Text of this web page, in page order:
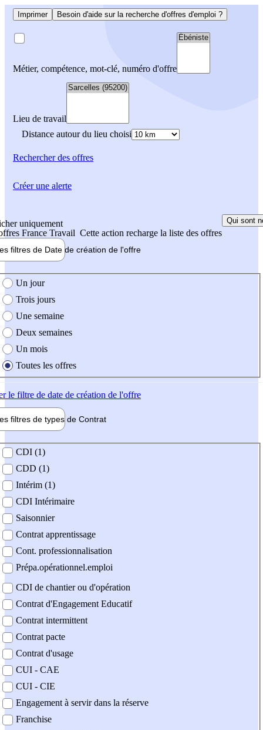
Imprimer Besoin d'aide sur la recherche d'offres d'emploi ?
Métier, compétence, mot-clé, numéro d'offre
Lieu de travail
Distance autour du lieu choisi
Rechercherdes offres
uniquement
France Travail Cette action recharge la liste des offres
Qui sont
filtres de Date de création de l'offre
création de l'offre
Un jour
Trois jours
Une semaine
Deux semaines
Un mois
Toutes les offres
le filtre de date de création de l'offre
filtres de types de Contrat
contrat
CDI (1)
CDD (1)
Intérim (1)
CDI Intérimaire
Saisonnier
Contrat apprentissage
Cont. professionnalisation
Prépa.opérationnel.emploi
CDI de chantier ou d'opération
Contrat d'Engagement Educatif
Contrat intermittent
Contrat pacte
Contrat d'usage
CUI - CAE
CUI - CIE
Engagement à servir dans la réserve
Franchise
Créer une alerte